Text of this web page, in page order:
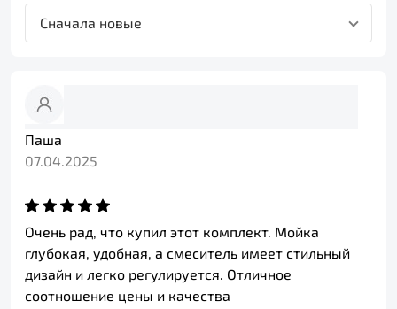
Сначала новые
Паша
07.04.2025
Очень рад, что купил этот комплект. Мойка
глубокая, удобная, а смеситель имеет стильный
дизайн и легко регулируется. Отличное
соотношение цены и качества